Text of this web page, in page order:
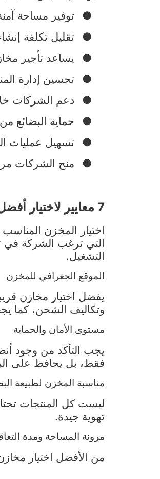
●
توفير مساحة
●
تقليل تكلفة
●
يساعد تأجير
●
تحسين إدارة
●
دعم الشركات
●
حماية البضائع
●
تسهيل عمليات
●
منح الشركات
7 معايير لاختيار أفضل مخازن تجارية للشركات
اختيار المخزن
التي ترغب الشركة في
التشغيل.
الموقع الجغرافي للمخزن
يفضل اختيار مخازن
وتكاليف الشحن، كما
مستوى الأمان والحماية
يجب التأكد من وجود
فقط، بل يحافظ على
مناسبة المخزن لطبيعة
ليست كل المنتجات
تهوية جيدة.
مرونة المساحة ومدة
من الأفضل اختيار